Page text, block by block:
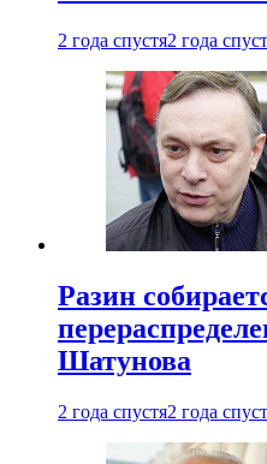
2 года спустя2 года
Разин
Шатунова
2 года спустя2 года